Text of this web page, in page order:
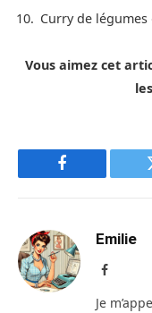
Curry de
Vous aimez cet
Facebook
Emilie
Facebook
Je